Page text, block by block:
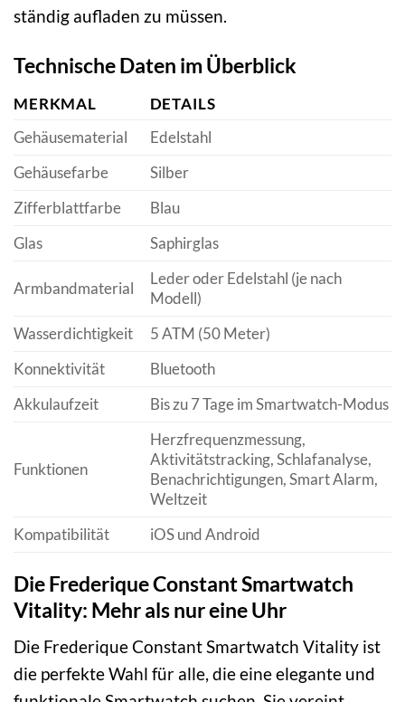
ständig aufladen zu müssen.
Technische Daten im Überblick
MERKMAL
DETAILS
Gehäusematerial
Edelstahl
Gehäusefarbe
Silber
Zifferblattfarbe
Blau
Glas
Saphirglas
Armbandmaterial
Leder oder Edelstahl (je nach
Modell)
Wasserdichtigkeit
5 ATM (50 Meter)
Konnektivität
Bluetooth
Akkulaufzeit
Bis zu 7 Tage im Smartwatch-Modus
Funktionen
Herzfrequenzmessung,
Aktivitätstracking, Schlafanalyse,
Benachrichtigungen, Smart Alarm,
Weltzeit
Kompatibilität
iOS und Android
Die Frederique Constant Smartwatch
Vitality: Mehr als nur eine Uhr
Die Frederique Constant Smartwatch Vitality ist
die perfekte Wahl für alle, die eine elegante und